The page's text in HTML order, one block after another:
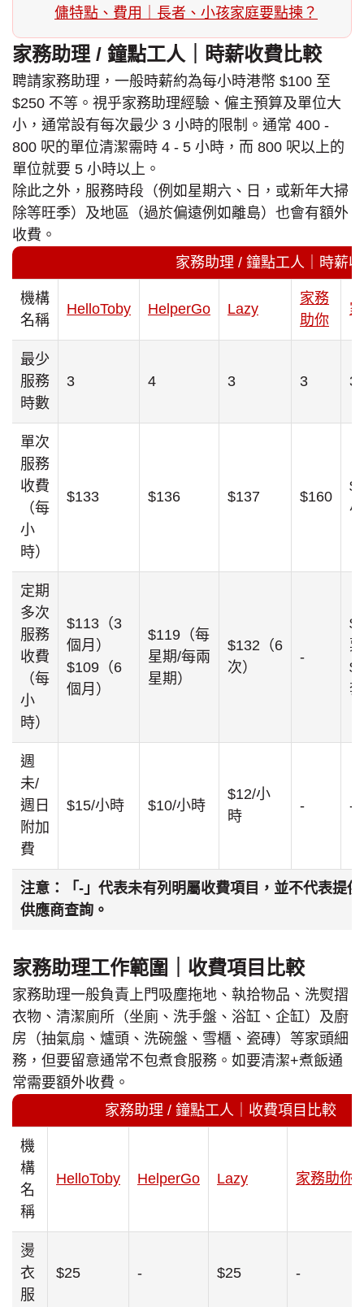
傭特點、費用｜長者、小孩家庭要點揀？
家務助理 / 鐘點工人｜時薪收費比較
聘請家務助理，一般時薪約為每小時港幣 $100 至
$250 不等。視乎家務助理經驗、僱主預算及單位大
小，通常設有每次最少 3 小時的限制。通常 400 -
800 呎的單位清潔需時 4 - 5 小時，而 800 呎以上的
單位就要 5 小時以上。
除此之外，服務時段（例如星期六、日，或新年大掃
除等旺季）及地區（過於偏遠例如離島）也會有額外
收費。
家務助理 / 鐘點工人｜時薪
機構
名稱
HelloToby HelperGo Lazy
家務
助你
最少
服務
時數
3 4 3 3 3
單次
服務
收費
（每
小
時）
$133 $136 $137 $160
定期
多次
服務
收費
（每
小
時）
$113（3
個月）
$109（6
個月）
$119（每
星期/每兩
星期）
$132（6
次）
-
週
未/
週日
附加
費
$15/小時 $10/小時
$12/小
時
- -
注意：「-」代表未有列明屬收費項目，並不代表提
供應商查詢。
家務助理工作範圍｜收費項目比較
家務助理一般負責上門吸塵拖地、執拾物品、洗熨摺
衣物、清潔廁所（坐廁、洗手盤、浴缸、企缸）及廚
房（抽氣扇、爐頭、洗碗盤、雪櫃、瓷磚）等家頭細
務，但要留意通常不包煮食服務。如要清潔+煮飯通
常需要額外收費。
家務助理 / 鐘點工人｜收費項目比較
機
構
名
稱
HelloToby HelperGo Lazy 家務助你
燙
衣
服
$25 - $25 -